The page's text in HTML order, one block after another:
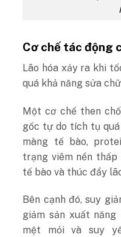
Cơ chế tác động
Lão hóa xảy ra khi
quá khả năng sửa
Một cơ chế then
gốc tự do tích tụ
màng tế bào,
trạng viêm nền
tế bào và thúc đẩy
Bên cạnh đó, suy
giảm sản xuất
mệt mỏi và suy